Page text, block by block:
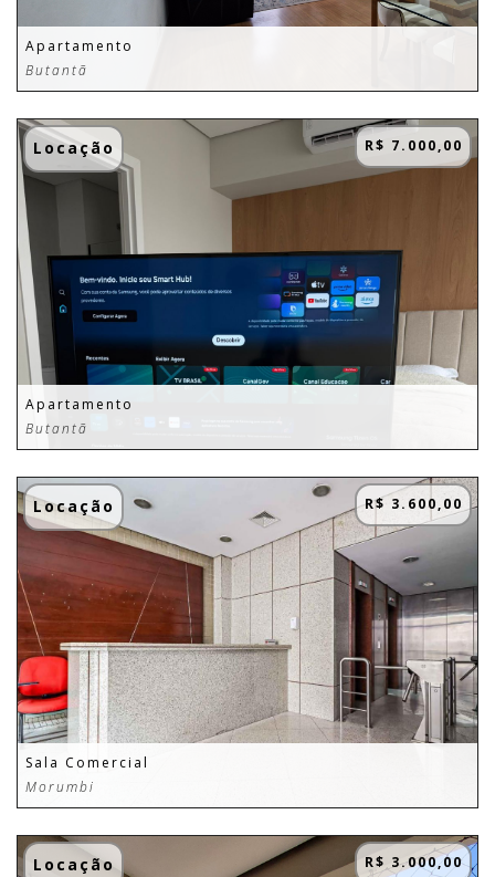
Apartamento
Butantã
Locação R$ 7.000,00
Apartamento
Butantã
Locação R$ 3.600,00
Sala Comercial
Morumbi
Locação R$ 3.000,00